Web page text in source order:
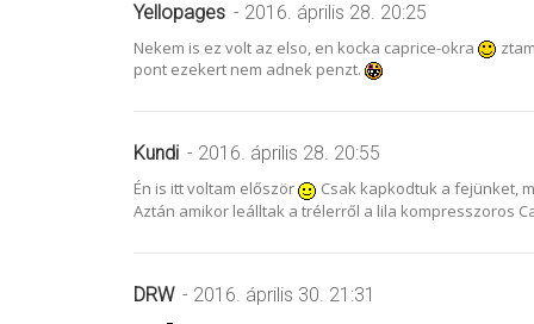
Yellopages - 2016. április 28. 20:25
Nekem is ez volt az elso, en kocka caprice-okra
pont ezekert nem adnek penzt.
Kundi - 2016. április 28. 20:55
Én is itt voltam először
Csak kapkodtuk a fejünket,
Aztán amikor leálltak a trélerről a lila kompresszoros
DRW - 2016. április 30. 21:31